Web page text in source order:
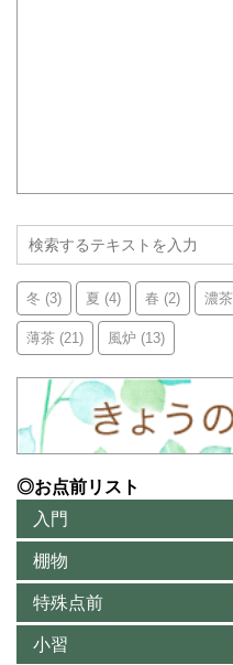
冬 (3) 夏 (4) 春 (2) 濃茶
薄茶 (21) 風炉 (13)
◎お点前リスト
入門
棚物
特殊点前
小習